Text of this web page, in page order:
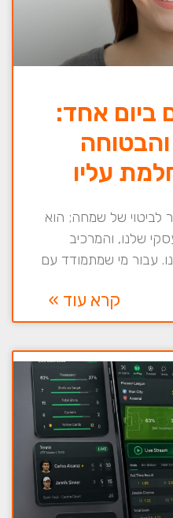
ביום אחד:
עליו
לביטוי של שמחה; הוא
שלנו, והמרכיב
עבור מי שמתמודד עם
קרא עוד »